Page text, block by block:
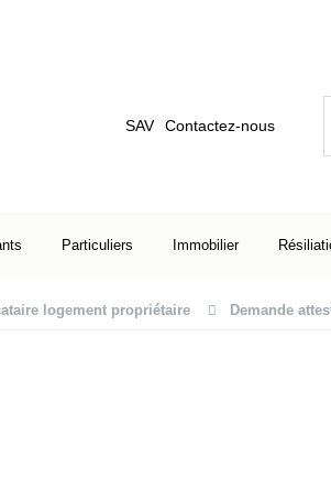
SAV Contactez-nous
Particuliers Immobilier
logement propriétaire Demande